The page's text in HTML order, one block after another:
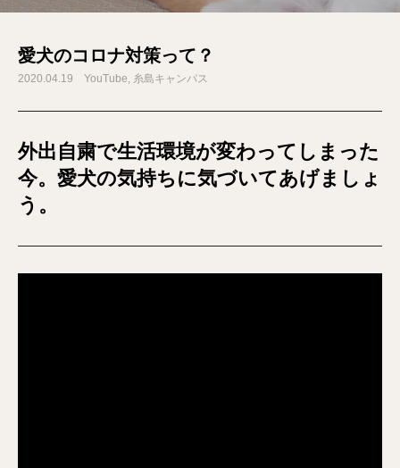
愛犬のコロナ対策って？
2020.04.19 YouTube 糸島キャンパス
外出自粛で生活環境が変わってしまった
今。愛犬の気持ちに気づいてあげましょ
う。